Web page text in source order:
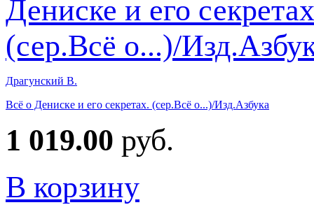
Драгунский В.
Всё о Дениске и его секретах. (сер.Всё о...)/Изд.Азбука
1 019.00 руб.
В корзину